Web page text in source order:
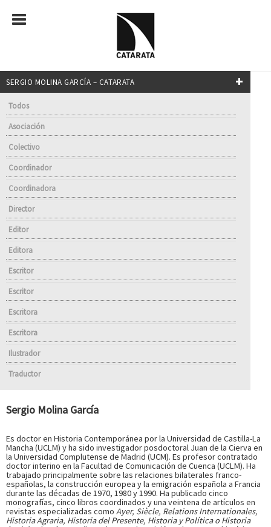
SERGIO MOLINA GARCÍA – CATARATA
Todos
Asociación
Colectivo
Coordinador
Coordinadora
Director
Editor
Editora
Escritor
Escritor
Escritora
Escritora
Ilustrador
Traductor
Sergio Molina García
Es doctor en Historia Contemporánea por la Universidad de Castilla-La
Mancha (UCLM) y ha sido investigador posdoctoral Juan de la Cierva en
la Universidad Complutense de Madrid (UCM). Es profesor contratado
doctor interino en la Facultad de Comunicación de Cuenca (UCLM). Ha
trabajado principalmente sobre las relaciones bilaterales franco-
españolas, la construcción europea y la emigración española a Francia
durante las décadas de 1970, 1980 y 1990. Ha publicado cinco
monografías, cinco libros coordinados y una veintena de artículos en
revistas especializadas como Ayer, Siècle, Relations Internationales,
Historia Agraria, Historia del Presente, Historia y Política o Historia